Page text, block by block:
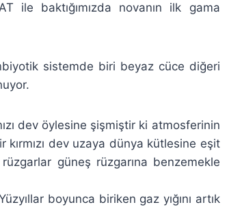
ile baktığımızda novanın ilk gama
sistemde biri beyaz cüce diğeri
dev öylesine şişmiştir ki atmosferinin
kırmızı dev uzaya dünya kütlesine eşit
güneş rüzgarına benzemekle
boyunca biriken gaz yığını artık